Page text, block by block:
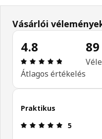
Vásárlói
4.8
Értékelés:
Átlagos értékelés
89
Vásárlói vélemények
Praktikus
Értékelés:
5